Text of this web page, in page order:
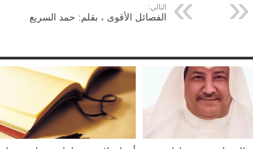
التالي:
الفصائل الأقوى ، بقلم: حمد السريع